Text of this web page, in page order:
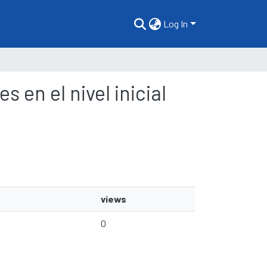
Log In
en el nivel inicial
views
0